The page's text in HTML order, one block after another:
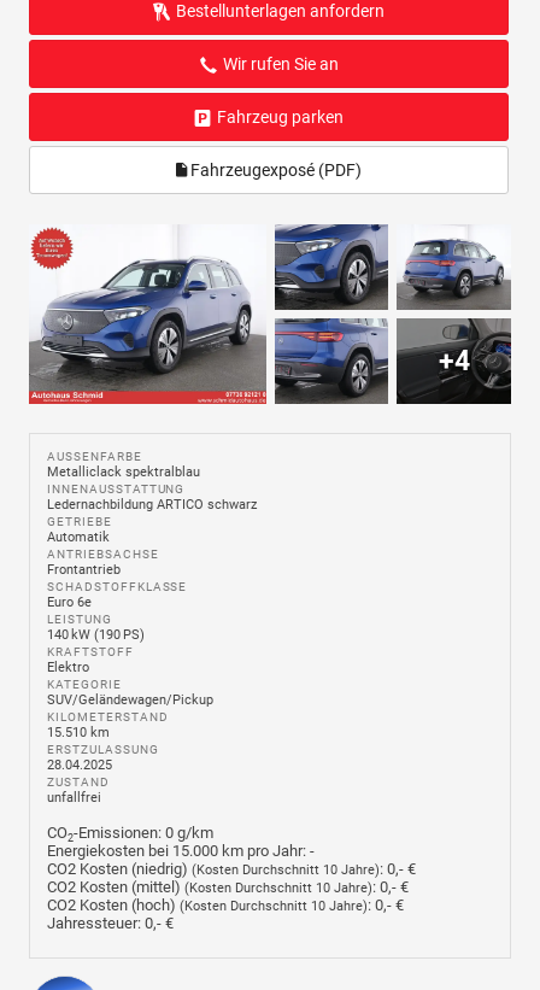
Bestellunterlagen anfordern
Wir rufen Sie an
Fahrzeug parken
Fahrzeugexposé (PDF)
+4
AUSSENFARBE
Metalliclack spektralblau
INNENAUSSTATTUNG
Ledernachbildung ARTICO schwarz
GETRIEBE
Automatik
ANTRIEBSACHSE
Frontantrieb
SCHADSTOFFKLASSE
Euro 6e
LEISTUNG
140 kW (190 PS)
KRAFTSTOFF
Elektro
KATEGORIE
SUV/Geländewagen/Pickup
KILOMETERSTAND
15.510 km
ERSTZULASSUNG
28.04.2025
ZUSTAND
unfallfrei
CO2-Emissionen: 0 g/km
Energiekosten bei 15.000 km pro Jahr: -
CO2 Kosten (niedrig) (Kosten Durchschnitt 10 Jahre): 0,- €
CO2 Kosten (mittel) (Kosten Durchschnitt 10 Jahre): 0,- €
CO2 Kosten (hoch) (Kosten Durchschnitt 10 Jahre): 0,- €
Jahressteuer: 0,- €